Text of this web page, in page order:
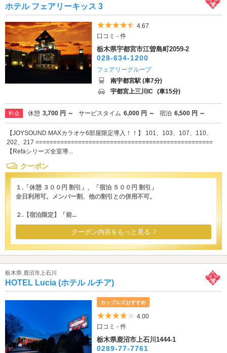
ホテル フェアリーキッス 3
5つ星のうち4.5
4.67
口コミ - 件
栃木県宇都宮市江曽島町2059-2
028-634-1200
フェアリーグループ
南宇都宮駅 (車7分)
宇都宮上三川IC (車15分)
料金 休憩 3,700 円 ～ サービスタイム 6,000 円 ～ 宿泊 6,500 円 ～
【JOYSOUND MAXカラオケ6部屋限定導入！！】 101、103、107、110、
202、217 ==================================================
【Refaシリーズ全室導...
クーポン
１.「休憩 ３００円 割引」、「宿泊 ５００円 割引」
全日利用可。メンバー割、他の割引との併用不可。
２.【宿泊限定】「前...
クーポン内容をもっと見る
栃木県 鹿沼市上石川
HOTEL Lucia (ホテル ルチア)
カップルズおすすめ
5つ星のうち4
4.00
口コミ - 件
栃木県鹿沼市上石川1444-1
0289-77-7761